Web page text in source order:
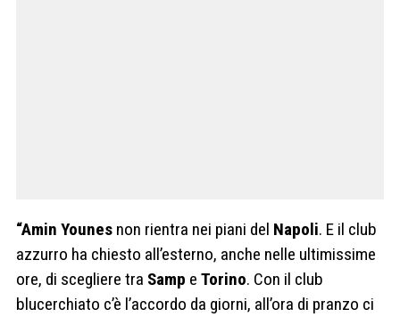
“Amin Younes non rientra nei piani del Napoli. E il club
azzurro ha chiesto all’esterno, anche nelle ultimissime
ore, di scegliere tra Samp e Torino. Con il club
blucerchiato c’è l’accordo da giorni, all’ora di pranzo ci